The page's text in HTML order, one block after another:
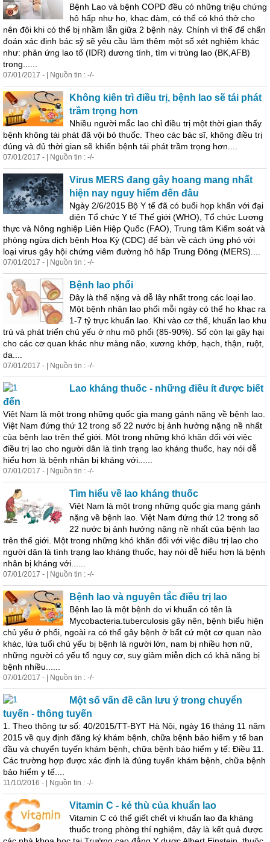
Bệnh Lao và bệnh COPD đều có những triệu chứng
hô hấp như ho, khạc đàm, có thể có khó thở cho
nên đôi khi có thể bị nhầm lẫn giữa 2 bệnh này. Chính vì thế để chẩn
đoán xác định bác sỹ sẽ yêu cầu làm thêm một số xét nghiệm khác
như: phản ứng lao tố (IDR) dương tính, tìm vi trùng lao (BK,AFB)
trong......
07/01/2017 - | Nguồn tin : -/-
Không kiên trì điều trị, bệnh lao sẽ tái phát
trầm trọng hơn
Nhiều người mắc lao chỉ điều trị một thời gian thấy
bệnh không tái phát đã vội bỏ thuốc. Theo các bác sĩ, không điều trị
đúng và đủ thời gian sẽ khiến bệnh tái phát trầm trọng hơn....
07/01/2017 - | Nguồn tin : -/-
Virus MERS đang gây hoang mang nhất
hiện nay nguy hiểm đến đâu
Ngày 2/6/2015 Bộ Y tế đã có buổi họp khẩn với đại
diện Tổ chức Y tế Thế giới (WHO), Tổ chức Lương
thực và Nông nghiệp Liên Hiệp Quốc (FAO), Trung tâm Kiểm soát và
phòng ngừa dịch bệnh Hoa Kỳ (CDC) để bàn về cách ứng phó với
loại virus gây hội chứng viêm đường hô hấp Trung Đông (MERS)....
07/01/2017 - | Nguồn tin : -/-
Bệnh lao phổi
Đây là thể nặng và dễ lây nhất trong các loại lao.
Một bệnh nhân lao phổi mỗi ngày có thể ho khạc ra
1-7 tỷ trực khuẩn lao. Khi vào cơ thể, khuẩn lao khu
trú và phát triển chủ yếu ở nhu mô phổi (85-90%). Số còn lại gây hại
cho các cơ quan khác như màng não, xương khớp, hạch, thận, ruột,
da....
07/01/2017 - | Nguồn tin : -/-
Lao kháng thuốc - những điều ít được biết
đến
Việt Nam là một trong những quốc gia mang gánh nặng về bệnh lao.
Việt Nam đứng thứ 12 trong số 22 nước bị ảnh hưởng nặng nề nhất
của bệnh lao trên thế giới. Một trong những khó khăn đối với việc
điều trị lao cho người dân là tình trạng lao kháng thuốc, hay nói dễ
hiểu hơn là bệnh nhân bị kháng với......
07/01/2017 - | Nguồn tin : -/-
Tìm hiểu về lao kháng thuốc
Việt Nam là một trong những quốc gia mang gánh
nặng về bệnh lao. Việt Nam đứng thứ 12 trong số
22 nước bị ảnh hưởng nặng nề nhất của bệnh lao
trên thế giới. Một trong những khó khăn đối với việc điều trị lao cho
người dân là tình trạng lao kháng thuốc, hay nói dễ hiểu hơn là bệnh
nhân bị kháng với......
07/01/2017 - | Nguồn tin : -/-
Bệnh lao và nguyên tắc điều trị lao
Bệnh lao là một bệnh do vi khuẩn có tên là
Mycobacteria.tuberculosis gây nên, bệnh biểu hiện
chủ yếu ở phổi, ngoài ra có thể gây bệnh ở bất cứ một cơ quan nào
khác, lứa tuổi chủ yếu bị bệnh là người lớn, nam bị nhiều hơn nữ,
những người có yếu tố nguy cơ, suy giảm miễn dịch có khả năng bị
bệnh nhiều......
07/01/2017 - | Nguồn tin : -/-
Một số vấn đề cần lưu ý trong chuyển
tuyến - thông tuyến
1. Theo thông tư số: 40/2015/TT-BYT Hà Nội, ngày 16 tháng 11 năm
2015 về quy định đăng ký khám bệnh, chữa bệnh bảo hiểm y tế ban
đầu và chuyển tuyến khám bệnh, chữa bệnh bảo hiểm y tế: Điều 11.
Các trường hợp được xác định là đúng tuyến khám bệnh, chữa bệnh
bảo hiểm y tế....
11/10/2016 - | Nguồn tin : -/-
Vitamin C - kẻ thù của khuẩn lao
Vitamin C có thể giết chết vi khuẩn lao đa kháng
thuốc trong phòng thí nghiệm, đây là kết quả được